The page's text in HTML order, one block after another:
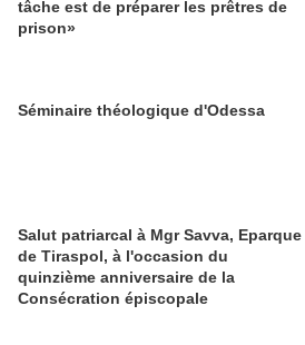
tâche est de préparer les prêtres de
prison»
Séminaire théologique d'Odessa
Salut patriarcal à Mgr Savva, Eparque
de Tiraspol, à l'occasion du
quinzième anniversaire de la
Consécration épiscopale